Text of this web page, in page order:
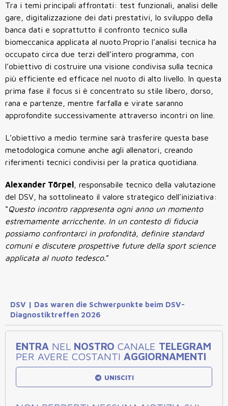
Tra i temi principali affrontati: test funzionali, analisi delle
gare, digitalizzazione dei dati prestativi, lo sviluppo della
banca dati e soprattutto il confronto tecnico sulla
biomeccanica applicata al nuoto.Proprio l’analisi tecnica ha
occupato circa due terzi dell’intero programma, con
l’obiettivo di costruire una visione condivisa sulla tecnica
più efficiente ed efficace nel nuoto di alto livello. In questa
prima fase il focus si è concentrato su stile libero, dorso,
rana e partenze, mentre farfalla e virate saranno
approfondite successivamente attraverso incontri on line.
L’obiettivo a medio termine sarà trasferire questa base
metodologica comune anche agli allenatori, creando
riferimenti tecnici condivisi per la pratica quotidiana.
Alexander Törpel
, responsabile tecnico della valutazione
del DSV, ha sottolineato il valore strategico dell’iniziativa:
“Questo incontro rappresenta ogni anno un momento
estremamente arricchente. In un contesto di fiducia
possiamo confrontarci in profondità, definire standard
comuni e discutere prospettive future della sport science
applicata al nuoto tedesco.”
DSV | Das waren die Schwerpunkte beim DSV-
Diagnostiktreffen 2026
ENTRA NEL NOSTRO CANALE TELEGRAM
PER AVERE COSTANTI AGGIORNAMENTI
UNISCITI